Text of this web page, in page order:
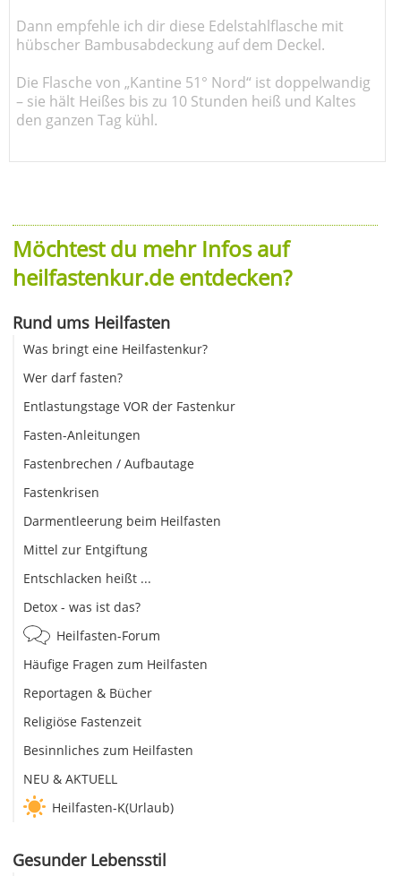
Dann empfehle ich dir diese Edelstahlflasche mit
hübscher Bambusabdeckung auf dem Deckel.
Die Flasche von „Kantine 51° Nord“ ist doppelwandig
– sie hält Heißes bis zu 10 Stunden heiß und Kaltes
den ganzen Tag kühl.
Möchtest du mehr Infos auf
heilfastenkur.de entdecken?
Rund ums Heilfasten
Was bringt eine Heilfastenkur?
Wer darf fasten?
Entlastungstage VOR der Fastenkur
Fasten-Anleitungen
Fastenbrechen / Aufbautage
Fastenkrisen
Darmentleerung beim Heilfasten
Mittel zur Entgiftung
Entschlacken heißt ...
Detox - was ist das?
Heilfasten-Forum
Häufige Fragen zum Heilfasten
Reportagen & Bücher
Religiöse Fastenzeit
Besinnliches zum Heilfasten
NEU & AKTUELL
Heilfasten-K(Urlaub)
Gesunder Lebensstil